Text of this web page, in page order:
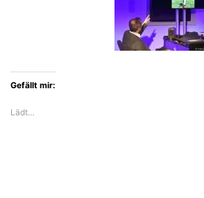
Gefällt mir:
Lädt…